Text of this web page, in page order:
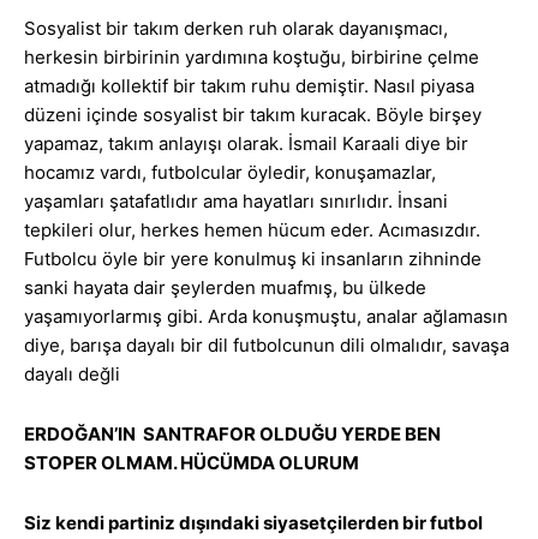
Sosyalist bir takım derken ruh olarak dayanışmacı,
herkesin birbirinin yardımına koştuğu, birbirine çelme
atmadığı kollektif bir takım ruhu demiştir. Nasıl piyasa
düzeni içinde sosyalist bir takım kuracak. Böyle birşey
yapamaz, takım anlayışı olarak. İsmail Karaali diye bir
hocamız vardı, futbolcular öyledir, konuşamazlar,
yaşamları şatafatlıdır ama hayatları sınırlıdır. İnsani
tepkileri olur, herkes hemen hücum eder. Acımasızdır.
Futbolcu öyle bir yere konulmuş ki insanların zihninde
sanki hayata dair şeylerden muafmış, bu ülkede
yaşamıyorlarmış gibi. Arda konuşmuştu, analar ağlamasın
diye, barışa dayalı bir dil futbolcunun dili olmalıdır, savaşa
dayalı değli
ERDOĞAN’IN SANTRAFOR OLDUĞU YERDE BEN
STOPER OLMAM. HÜCÜMDA OLURUM
Siz kendi partiniz dışındaki siyasetçilerden bir futbol